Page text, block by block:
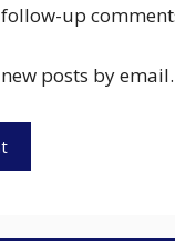
up
posts by email.